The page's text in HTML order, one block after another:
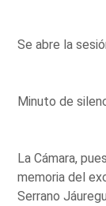
Se abre la
Minuto de
La Cámara,
memoria del
Serrano